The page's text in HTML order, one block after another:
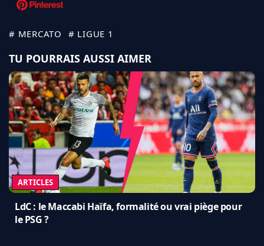
# MERCATO # LIGUE 1
TU POURRAIS AUSSI AIMER
ARTICLES
LdC : le Maccabi Haïfa, formalité ou vrai piège pour
le PSG ?